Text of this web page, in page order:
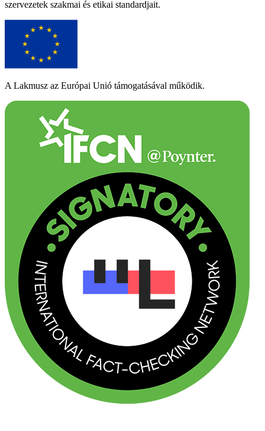
szervezetek szakmai és etikai standardjait.
A Lakmusz az Európai Unió támogatásával működik.